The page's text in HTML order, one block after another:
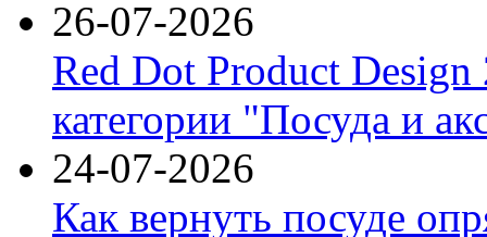
26-07-2026
Red Dot Product Design
категории "Посуда и
24-07-2026
Как вернуть посуде